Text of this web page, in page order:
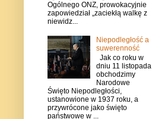
Ogólnego ONZ, prowokacyjnie
zapowiedział „zaciekłą walkę z
niewidz...
Niepodległość a
suwerenność
Jak co roku w
dniu 11 listopada
obchodzimy
Narodowe
Święto Niepodległości,
ustanowione w 1937 roku, a
przywrócone jako święto
państwowe w ...